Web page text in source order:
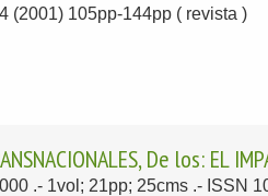
(2001) 105pp-144pp ( revista )
De los: EL
.- 1vol; 21pp; 25cms .- ISSN